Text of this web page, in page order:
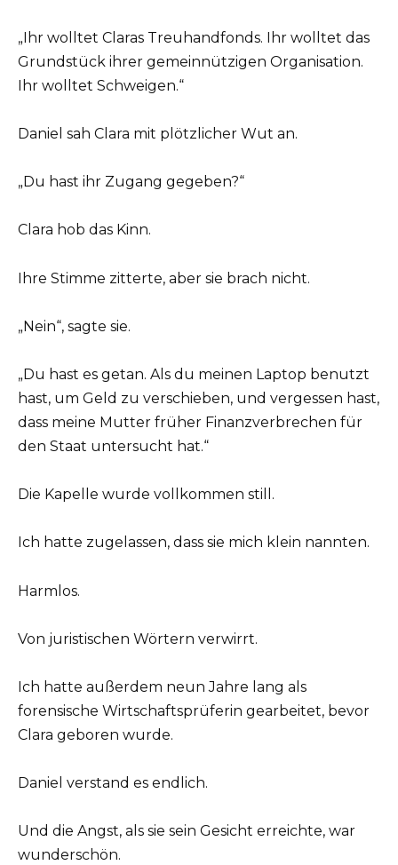
„Ihr wolltet Claras Treuhandfonds. Ihr wolltet das
Grundstück ihrer gemeinnützigen Organisation.
Ihr wolltet Schweigen.“
Daniel sah Clara mit plötzlicher Wut an.
„Du hast ihr Zugang gegeben?“
Clara hob das Kinn.
Ihre Stimme zitterte, aber sie brach nicht.
„Nein“, sagte sie.
„Du hast es getan. Als du meinen Laptop benutzt
hast, um Geld zu verschieben, und vergessen hast,
dass meine Mutter früher Finanzverbrechen für
den Staat untersucht hat.“
Die Kapelle wurde vollkommen still.
Ich hatte zugelassen, dass sie mich klein nannten.
Harmlos.
Von juristischen Wörtern verwirrt.
Ich hatte außerdem neun Jahre lang als
forensische Wirtschaftsprüferin gearbeitet, bevor
Clara geboren wurde.
Daniel verstand es endlich.
Und die Angst, als sie sein Gesicht erreichte, war
wunderschön.